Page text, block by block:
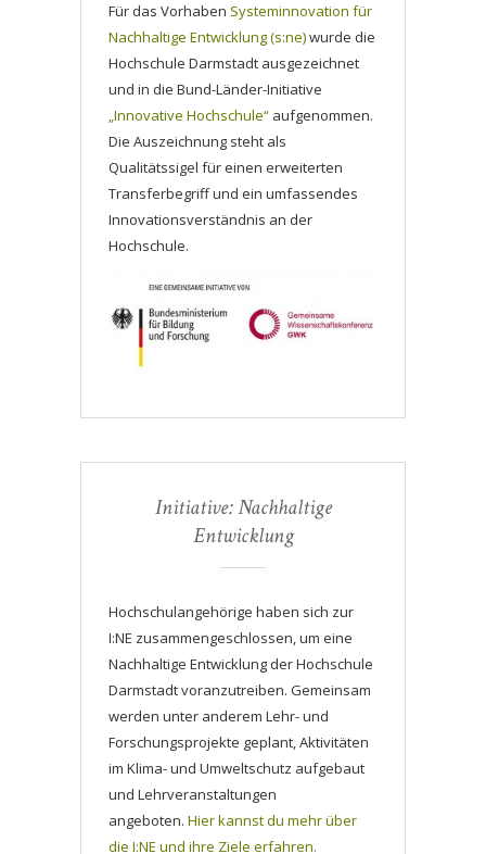
Für das Vorhaben Systeminnovation für
Nachhaltige Entwicklung (s:ne)wurde die
Hochschule Darmstadt ausgezeichnet
und in die Bund-Länder-Initiative
„Innovative Hochschule“ aufgenommen.
Die Auszeichnung steht als
Qualitätssigel für einen erweiterten
Transferbegriff und ein umfassendes
Innovationsverständnis an der
Hochschule.
Initiative: Nachhaltige
Entwicklung
Hochschulangehörige haben sich zur
I:NE zusammengeschlossen, um eine
Nachhaltige Entwicklung der Hochschule
Darmstadt voranzutreiben. Gemeinsam
werden unter anderem Lehr- und
Forschungsprojekte geplant, Aktivitäten
im Klima- und Umweltschutz aufgebaut
und Lehrveranstaltungen
angeboten. Hier kannst du mehr über
die I:NE und ihre Ziele erfahren.